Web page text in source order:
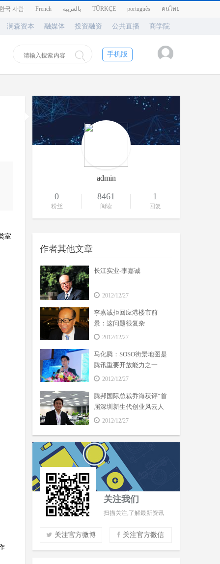
국 사람 French بالعربية TÜRKÇE português คนไทย
澜森资本 融媒体 投资融资 公共直播 商学院
手机版
室
admin
0
粉丝
8461
阅读
1
回复
作者其他文章
长江实业-李嘉诚
2012/12/27
李嘉诚拒回应港楼市前
景：这问题很复杂
2012/12/27
马化腾：SOSO街景地图是
腾讯重要开放能力之一
2012/12/27
腾邦国际总裁乔海获评“首
届深圳新生代创业风云人
物”2012/12/27
关注我们
扫描关注,了解最新资讯
关注官方微博 关注官方微信